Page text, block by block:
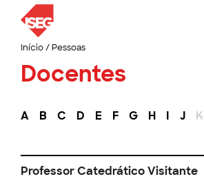
Início/ Pessoas
Docentes
A B C D E F G H I J K
Professor Catedrático Visitante